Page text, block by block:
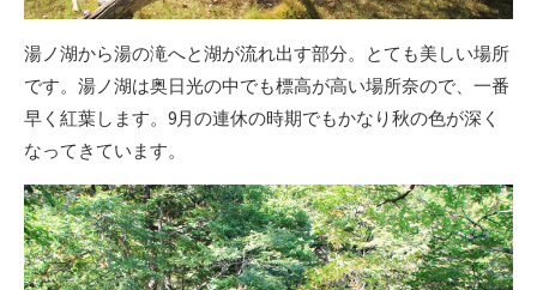
湯ノ湖から湯の滝へと湖が流れ出す部分。とても美しい場所
です。湯ノ湖は奥日光の中でも標高が高い場所奈ので、一番
早く紅葉します。9月の連休の時期でもかなり秋の色が深く
なってきています。